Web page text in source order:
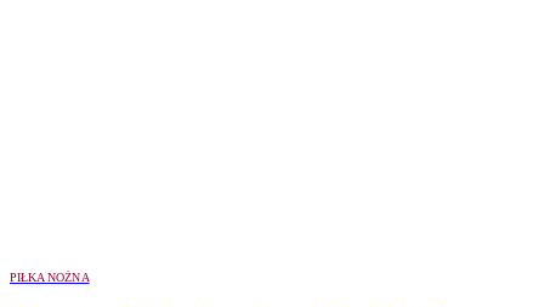
PIŁKA NOŻNA